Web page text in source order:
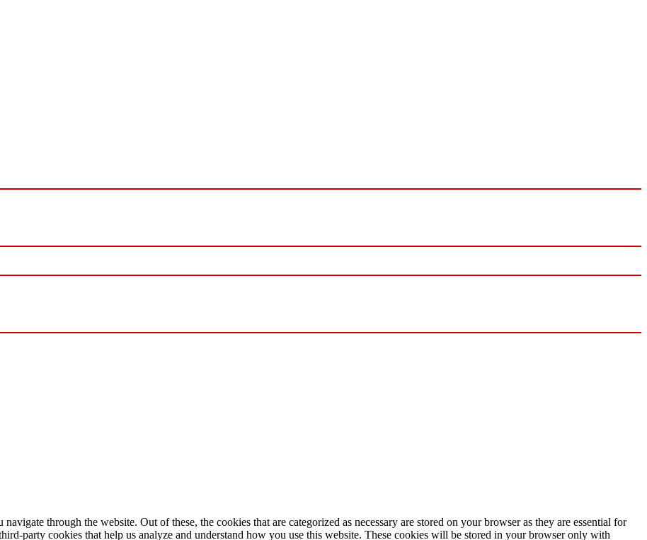
through the website. Out of these, the cookies that are categorized as necessary are stored on your browser as they are essential for
party cookies that help us analyze and understand how you use this website. These cookies will be stored in your browser only with